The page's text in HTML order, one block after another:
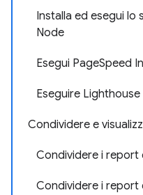
Installa ed esegui lo
Node
Esegui PageSpeed
Eseguire
Condividere e
Condividere i report
Condividere i report